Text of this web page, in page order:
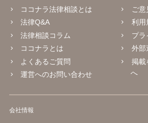
ココナラ法律相談とは
法律Q&A
法律相談コラム
ココナラとは
よくあるご質問
運営へのお問い合わせ
ご
利用
プラ
外部
掲載
へ
会社情報